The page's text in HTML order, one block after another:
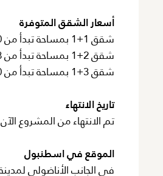
أسعار الشقق المتوفرة
شقق 1+1 بمساحة تبدأ من 80 م² وبسعر 164,000 دولار أمريكي
شقق 2+1 بمساحة تبدأ من 118 م² وبسعر 193,000 دولار أمريكي
شقق 3+1 بمساحة تبدأ من 200 م² - السعر عند الاتصال
تاريخ الانتهاء
تم الانتهاء من المشروع الآن
الموقع في اسطنبول